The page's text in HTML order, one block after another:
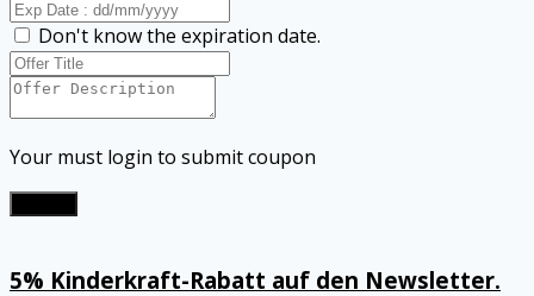
Don't know the expiration date.
Your must login to submit coupon
5% Kinderkraft-Rabatt auf den Newsletter.